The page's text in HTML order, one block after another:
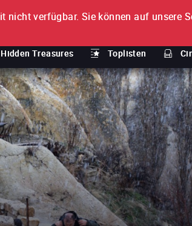
Hidden Treasures Toplisten
nicht verfügbar. Sie können auf unsere